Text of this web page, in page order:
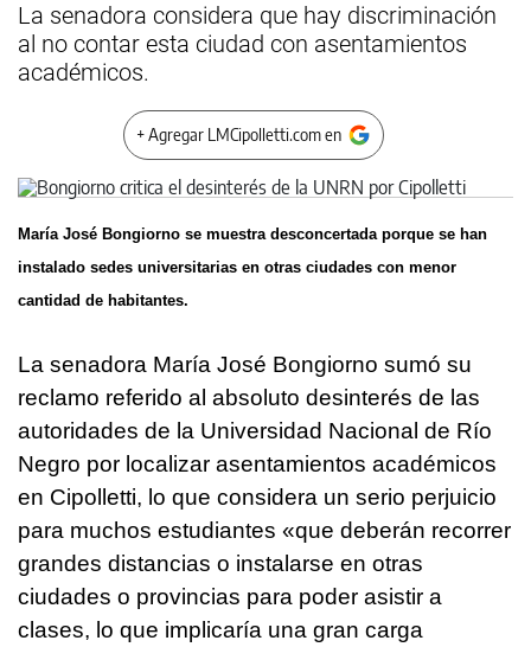
La senadora considera que hay discriminación
al no contar esta ciudad con asentamientos
académicos.
+ Agregar LMCipolletti.com en
María José Bongiorno se muestra desconcertada porque se han
instalado sedes universitarias en otras ciudades con menor
cantidad de habitantes.
La senadora María José Bongiorno sumó su
reclamo referido al absoluto desinterés de las
autoridades de la Universidad Nacional de Río
Negro por localizar asentamientos académicos
en Cipolletti, lo que considera un serio perjuicio
para muchos estudiantes «que deberán recorrer
grandes distancias o instalarse en otras
ciudades o provincias para poder asistir a
clases, lo que implicaría una gran carga